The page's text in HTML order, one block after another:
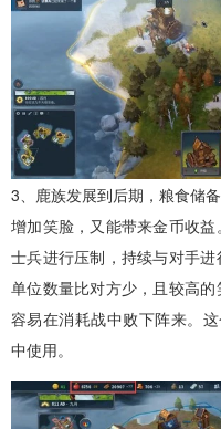
3、鹿族发展到后期，粮食储
增加笑脸，又能带来金币收
士兵进行压制，持续与对手
单位数量比对方少，且较高
容易在消耗战中败下阵来。
中使用。